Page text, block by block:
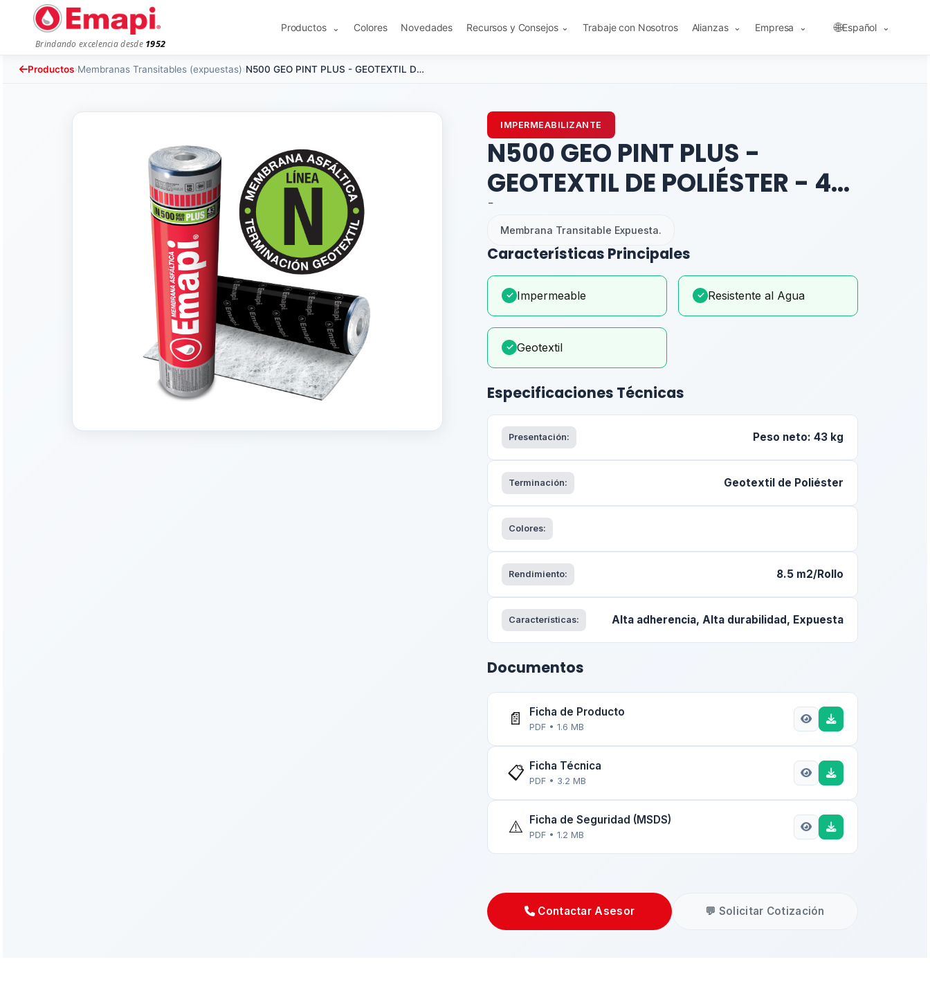
Brindando excelencia desde 1952
Productos ⌄ Colores Novedades Recursos y Consejos ⌄ Trabaje con Nosotros Alianzas ⌄ Empresa ⌄ 🌐Español ⌄
Productos›Membranas Transitables (expuestas)› N500 GEO PINT PLUS - GEOTEXTIL DE POLIÉSTER - 43 kg
IMPERMEABILIZANTE
N500 GEO PINT PLUS -
GEOTEXTIL DE POLIÉSTER - 43
kgMembrana Transitable Expuesta.
Características Principales
✓ Impermeable ✓ Resistente al Agua
✓ Geotextil
Especificaciones Técnicas
Presentación: Peso neto: 43 kg
Terminación: Geotextil de Poliéster
Colores:
Rendimiento: 8.5 m2/Rollo
Características: Alta adherencia, Alta durabilidad, Expuesta
Documentos
📄 Ficha de Producto
PDF • 1.6 MB
📋 Ficha Técnica
PDF • 3.2 MB
⚠️ Ficha de Seguridad (MSDS)
PDF • 1.2 MB
Contactar Asesor 💬 Solicitar Cotización